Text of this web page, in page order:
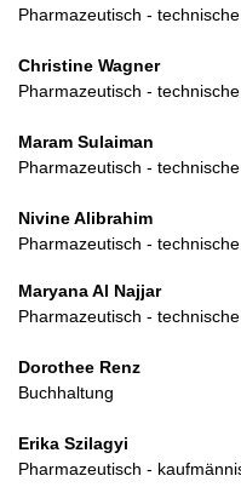
Pharmazeutisch -
Christine Wagner
Pharmazeutisch -
Maram Sulaiman
Pharmazeutisch -
Nivine Alibrahim
Pharmazeutisch -
Maryana Al Najjar
Pharmazeutisch -
Dorothee Renz
Buchhaltung
Erika Szilagyi
Pharmazeutisch -